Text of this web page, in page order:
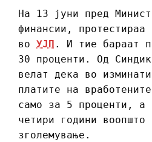
На 13 јуни пред
финансии, протестираа
во УЈП . И тие бараат
30 проценти. Од
велат дека во
платите на
само за 5 проценти, а
четири години воопшто
зголемување.